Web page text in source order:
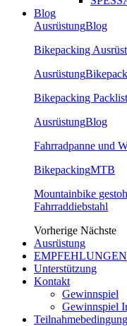
Blog
AusrüstungBlog
Bikepacking
Ausrüstung
Bikepacking
AusrüstungBlog
Fahrradpanne und
BikepackingMTB
Mountainbike
Fahrraddiebstahl
Vorherige Nächste
Ausrüstung
EMPFEHLUNGEN
Unterstützung
Kontakt
Gewinnspiel
Gewinnspiel